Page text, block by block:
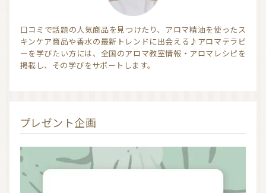
口コミで話題の人気商品を見つけたり、アロマ精油を使ったス
キンケア商品や香水の最新トレンドに出会える♪アロマテラピ
ーを学びたい方には、全国のアロマ教室情報・アロマレシピを
掲載し、その学びをサポートします。
プレゼント企画